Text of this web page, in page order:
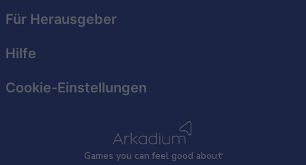
Games you can feel good about
Für Herausgeber
Hilfe
Cookie-Einstellungen